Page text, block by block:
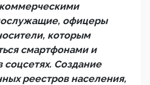
офицеры
которым
смартфонами и
соцсетях. Создание
реестров населения,